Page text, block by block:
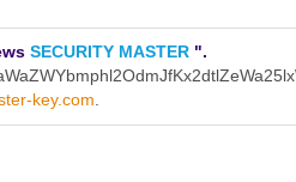
SECURITY MASTER ".
key.com.